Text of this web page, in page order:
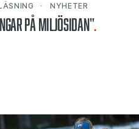
NYHETER
på miljösidan"